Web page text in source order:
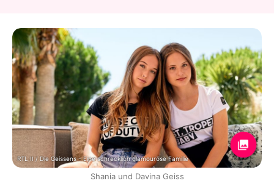
RTL II / Die Geissens - Eine schrecklich glamouröse Familie
Shania und Davina Geiss